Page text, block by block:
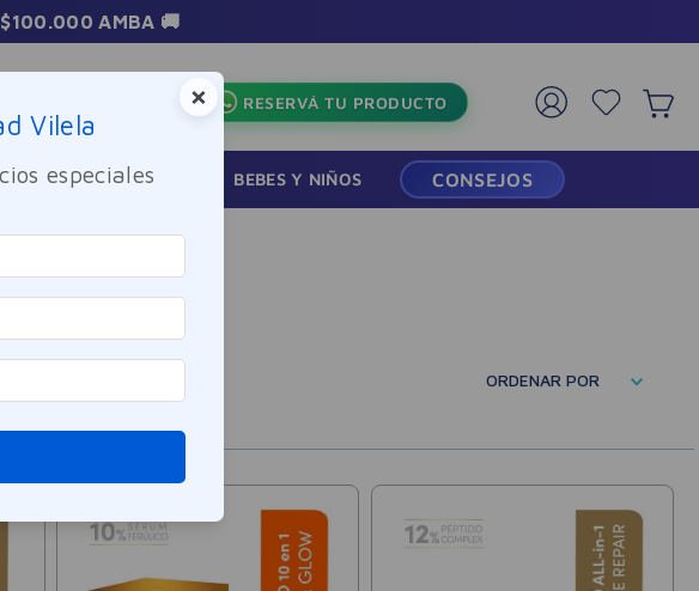
AMBA 🚚
RESERVÁ TU PRODUCTO
BIENESTAR Y FARMACIA BEBES Y NIÑOS CONSEJOS
ORDENAR POR
×
Vilela
especiales